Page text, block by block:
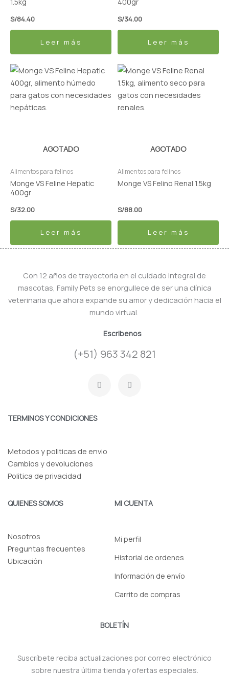
S/84.40
Leer más
S/34.00
Leer más
AGOTADO
Alimentos para felinos
Monge VS Feline Hepatic
400gr
S/32.00
Leer más
AGOTADO
Alimentos para felinos
Monge VS Felino Renal 1.5kg
S/88.00
Leer más
Con 12 años de trayectoria en el cuidado integral de
mascotas, Family Pets se enorgullece de ser una clínica
veterinaria que ahora expande su amor y dedicación hacia el
mundo virtual.
Escribenos
(+51) 963 342 821
a n
TERMINOS Y CONDICIONES
Metodos y politicas de envio
Cambios y devoluciones
Politica de privacidad
QUIENES SOMOS
Nosotros
Preguntas frecuentes
Ubicación
MI CUENTA
Mi perfil
Historial de ordenes
Información de envío
Carrito de compras
BOLETÍN
Suscríbete reciba actualizaciones por correo electrónico
sobre nuestra última tienda y ofertas especiales.